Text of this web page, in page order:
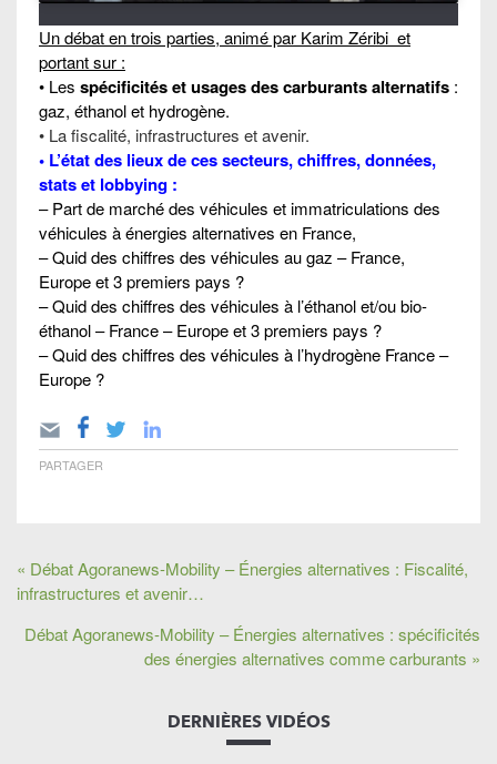
Un débat en trois parties, animé par Karim Zéribi et
portant sur :
• Les spécificités et usages des carburants alternatifs :
gaz, éthanol et hydrogène.
• La fiscalité, infrastructures et avenir.
• L’état des lieux de ces secteurs, chiffres, données,
stats et lobbying :
– Part de marché des véhicules et immatriculations des
véhicules à énergies alternatives en France,
– Quid des chiffres des véhicules au gaz – France,
Europe et 3 premiers pays ?
– Quid des chiffres des véhicules à l’éthanol et/ou bio-
éthanol – France – Europe et 3 premiers pays ?
– Quid des chiffres des véhicules à l’hydrogène France –
Europe ?
PARTAGER
« Débat Agoranews-Mobility – Énergies alternatives : Fiscalité,
infrastructures et avenir…
Débat Agoranews-Mobility – Énergies alternatives : spécificités
des énergies alternatives comme carburants »
DERNIÈRES VIDÉOS